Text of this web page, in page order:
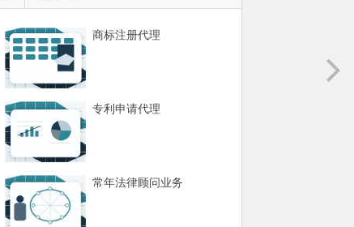
商标注册代理
专利申请代理
常年法律顾问业务